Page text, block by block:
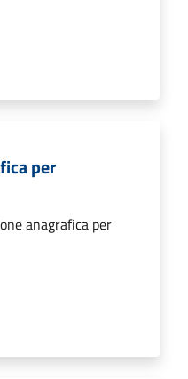
per
anagrafica per